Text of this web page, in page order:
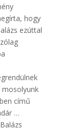
hogy
ezúttal
mosolyunk
című
…